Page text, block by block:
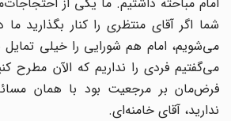
شما اگر آقای منتظری را کنار بگذارید ما
می‌‌شویم، امام هم شورایی را خیلی تمایل
می‌گفتیم فردی را نداریم که الآن مطرح
فرض‌مان بر مرجعیت بود با همان مسائل.
ندارید، آقای خامنه‌‌ای.